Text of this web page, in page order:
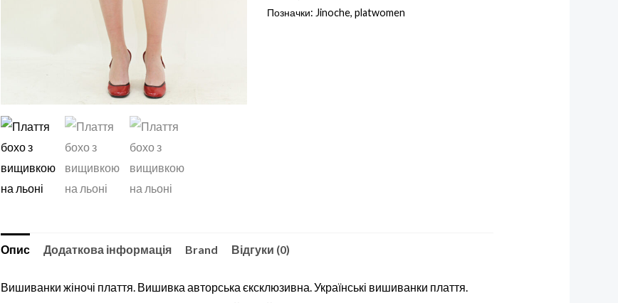
Позначки: Jinoche, platwomen
Опис Додаткова інформація Brand Відгуки (0)
Вишиванки жіночі плаття. Вишивка авторська єксклюзивна. Українські вишиванки плаття.